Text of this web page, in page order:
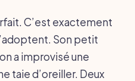
C’est exactement
Son petit
a improvisé une
taie d’oreiller. Deux